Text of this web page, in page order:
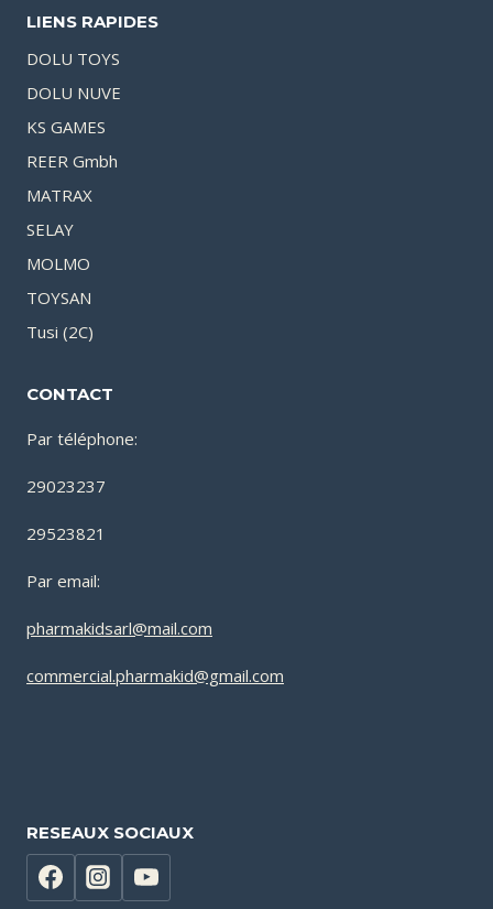
LIENS RAPIDES
DOLU TOYS
DOLU NUVE
KS GAMES
REER Gmbh
MATRAX
SELAY
MOLMO
TOYSAN
Tusi (2C)
CONTACT
Par téléphone:
29023237
29523821
Par email:
pharmakidsarl@mail.com
commercial.pharmakid@gmail.com
RESEAUX SOCIAUX